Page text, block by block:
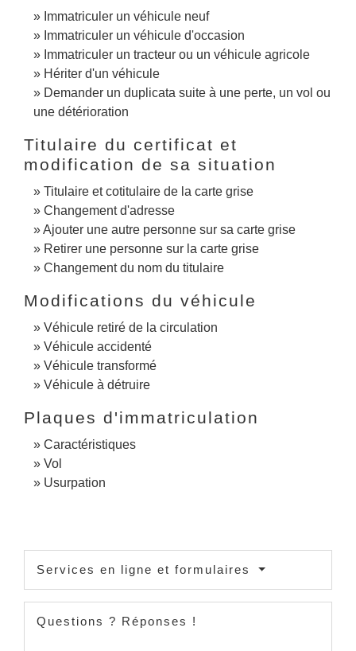
Immatriculer un véhicule neuf
Immatriculer un véhicule d'occasion
Immatriculer un tracteur ou un véhicule agricole
Hériter d'un véhicule
Demander un duplicata suite à une perte, un vol ou
une détérioration
Titulaire du certificat et
modification de sa situation
Titulaire et cotitulaire de la carte grise
Changement d'adresse
Ajouter une autre personne sur sa carte grise
Retirer une personne sur la carte grise
Changement du nom du titulaire
Modifications du véhicule
Véhicule retiré de la circulation
Véhicule accidenté
Véhicule transformé
Véhicule à détruire
Plaques d'immatriculation
Caractéristiques
Vol
Usurpation
Services en ligne et formulaires
Questions ? Réponses !